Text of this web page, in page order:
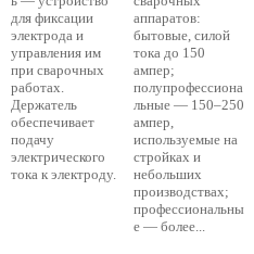
для фиксации
электрода и
управления им
при сварочных
работах.
Держатель
обеспечивает
подачу
электрического
тока к электроду.
аппаратов:
бытовые, силой
тока до 150
ампер;
полупрофессиона
льные — 150–250
ампер,
используемые на
стройках и
небольших
производствах;
профессиональны
е — более...